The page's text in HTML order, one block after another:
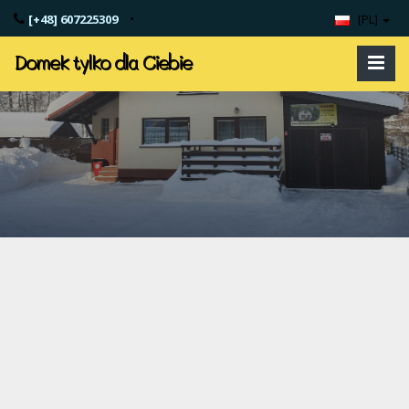
[+48] 607225309 • [PL]
Domek tylko dla Ciebie